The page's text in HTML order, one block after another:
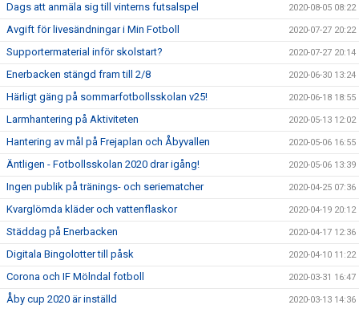
Dags att anmäla sig till vinterns futsalspel 2020-08-05 08:22
Avgift för livesändningar i Min Fotboll 2020-07-27 20:22
Supportermaterial inför skolstart? 2020-07-27 20:14
Enerbacken stängd fram till 2/8 2020-06-30 13:24
Härligt gäng på sommarfotbollsskolan v25! 2020-06-18 18:55
Larmhantering på Aktiviteten 2020-05-13 12:02
Hantering av mål på Frejaplan och Åbyvallen 2020-05-06 16:55
Äntligen - Fotbollsskolan 2020 drar igång! 2020-05-06 13:39
Ingen publik på tränings- och seriematcher 2020-04-25 07:36
Kvarglömda kläder och vattenflaskor 2020-04-19 20:12
Städdag på Enerbacken 2020-04-17 12:36
Digitala Bingolotter till påsk 2020-04-10 11:22
Corona och IF Mölndal fotboll 2020-03-31 16:47
Åby cup 2020 är inställd 2020-03-13 14:36